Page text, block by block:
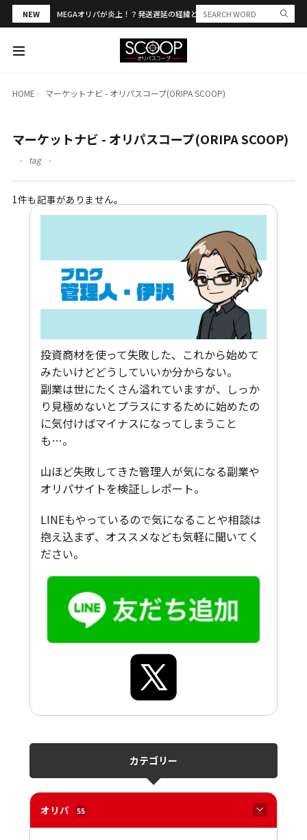
NEW MEGAオリパが炎上！？発送遅延の経緯と評判・当選報告を解説
HOME マーケットナビ - オリパスコープ(ORIPA SCOOP)
マーケットナビ - オリパスコープ(ORIPA SCOOP)
tag
1件も記事がありません。
投資商材を使って失敗した、これから始めて
みたいけどどうしていいか分からない。
副業は世にたくさん溢れていますが、しっか
り見極めないとプラスにするために始めたの
に気付けばマイナスになってしまうこと
も…。
山ほど失敗してきた管理人が気になる副業や
オリパサイトを検証しレポート。
LINEもやっているので気になることや相談は
抱え込まず、オススメなども気軽に聞いてく
ださい。
カテゴリー
オリパ 55